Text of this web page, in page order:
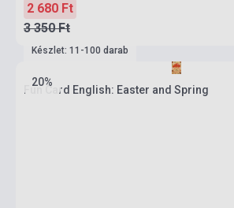
2 680 Ft
3 350 Ft
20%
Készlet: 11-100 darab
Fun Card English: Easter and Spring